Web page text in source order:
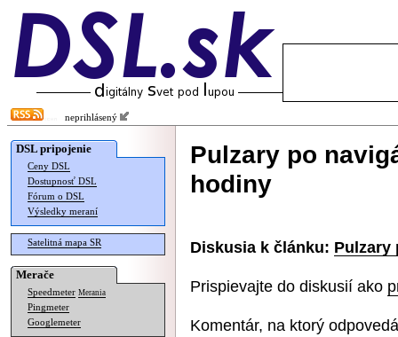
neprihlásený
DSL pripojenie
Ceny DSL
Dostupnosť DSL
Fórum o DSL
Výsledky meraní
Satelitná mapa SR
Merače
Speedmeter Merania
Pingmeter
Googlemeter
Pulzary po
hodiny
Diskusia k článku: Pulzary
Prispievajte do diskusií ako
Komentár, na ktorý